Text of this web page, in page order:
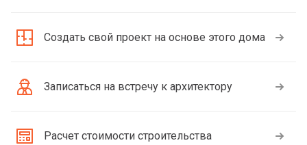
Создать свой проект на основе этого дома
Записаться на встречу к архитектору
Расчет стоимости строительства